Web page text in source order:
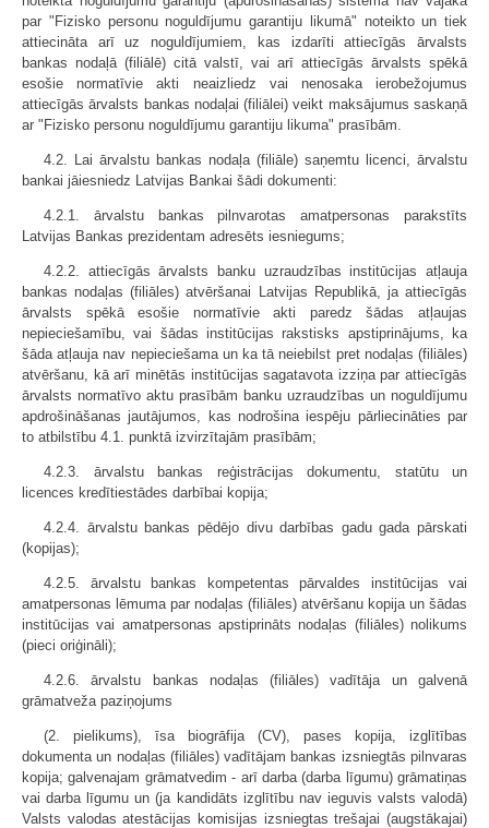
par "Fizisko personu noguldījumu garantiju likumā" noteikto un tiek
attiecināta arī uz noguldījumiem, kas izdarīti attiecīgās ārvalsts
bankas nodaļā (filiālē) citā valstī, vai arī attiecīgās ārvalsts spēkā
esošie normatīvie akti neaizliedz vai nenosaka ierobežojumus
attiecīgās ārvalsts bankas nodaļai (filiālei) veikt maksājumus saskaņā
ar "Fizisko personu noguldījumu garantiju likuma" prasībām.
4.2. Lai ārvalstu bankas nodaļa (filiāle) saņemtu licenci, ārvalstu
bankai jāiesniedz Latvijas Bankai šādi dokumenti:
4.2.1. ārvalstu bankas pilnvarotas amatpersonas parakstīts
Latvijas Bankas prezidentam adresēts iesniegums;
4.2.2. attiecīgās ārvalsts banku uzraudzības institūcijas atļauja
bankas nodaļas (filiāles) atvēršanai Latvijas Republikā, ja attiecīgās
ārvalsts spēkā esošie normatīvie akti paredz šādas atļaujas
nepieciešamību, vai šādas institūcijas rakstisks apstiprinājums, ka
šāda atļauja nav nepieciešama un ka tā neiebilst pret nodaļas (filiāles)
atvēršanu, kā arī minētās institūcijas sagatavota izziņa par attiecīgās
ārvalsts normatīvo aktu prasībām banku uzraudzības un noguldījumu
apdrošināšanas jautājumos, kas nodrošina iespēju pārliecināties par
to atbilstību 4.1. punktā izvirzītajām prasībām;
4.2.3. ārvalstu bankas reģistrācijas dokumentu, statūtu un
licences kredītiestādes darbībai kopija;
4.2.4. ārvalstu bankas pēdējo divu darbības gadu gada pārskati
(kopijas);
4.2.5. ārvalstu bankas kompetentas pārvaldes institūcijas vai
amatpersonas lēmuma par nodaļas (filiāles) atvēršanu kopija un šādas
institūcijas vai amatpersonas apstiprināts nodaļas (filiāles) nolikums
(pieci oriģināli);
4.2.6. ārvalstu bankas nodaļas (filiāles) vadītāja un galvenā
grāmatveža paziņojums
(2. pielikums), īsa biogrāfija (CV), pases kopija, izglītības
dokumenta un nodaļas (filiāles) vadītājam bankas izsniegtās pilnvaras
kopija; galvenajam grāmatvedim - arī darba (darba līgumu) grāmatiņas
vai darba līgumu un (ja kandidāts izglītību nav ieguvis valsts valodā)
Valsts valodas atestācijas komisijas izsniegtas trešajai (augstākajai)